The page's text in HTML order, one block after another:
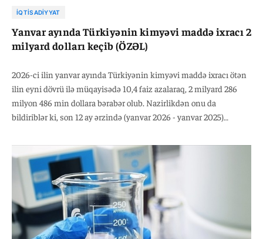
İQTISADIYYAT
Yanvar ayında Türkiyənin kimyəvi maddə ixracı 2
milyard dolları keçib (ÖZƏL)
2026-ci ilin yanvar ayında Türkiyənin kimyəvi maddə ixracı ötən
ilin eyni dövrü ilə müqayisədə 10,4 faiz azalaraq, 2 milyard 286
milyon 486 min dollara bərabər olub. Nazirlikdən onu da
bildiriblər ki, son 12 ay ərzində (yanvar 2026 - yanvar 2025)
maddə ixrac edib.